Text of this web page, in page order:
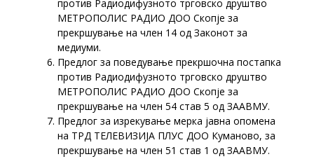
против Радиодифузното трговско друштво
МЕТРОПОЛИС РАДИО ДОО Скопје за
прекршување на член 14 од Законот за
медиуми.
Предлог за поведување прекршочна постапка
против Радиодифузното трговско друштво
МЕТРОПОЛИС РАДИО ДОО Скопје за
прекршување на член 54 став 5 од ЗААВМУ.
Предлог за изрекување мерка јавна опомена
на ТРД ТЕЛЕВИЗИЈА ПЛУС ДОО Куманово, за
прекршување на член 51 став 1 од ЗААВМУ.